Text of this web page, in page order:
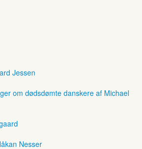
Jessen
om dødsdømte danskere af Michael
Nesser